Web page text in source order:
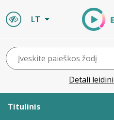
LT
Detali
Titulinis